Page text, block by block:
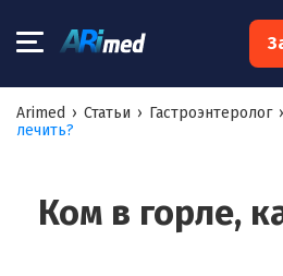
Arimed › Статьи › Гастроэнтеролог ›
лечить?
Ком в горле,
Запишитесь на